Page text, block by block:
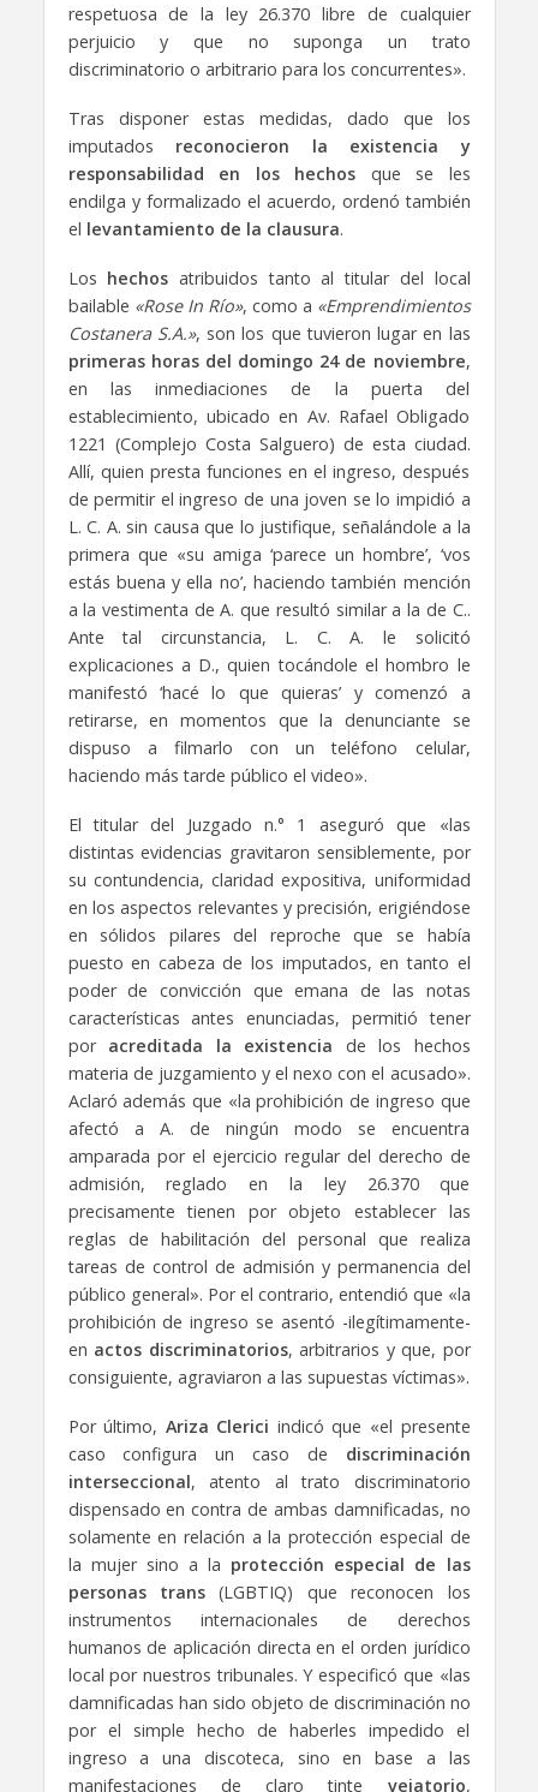
respetuosa de la ley 26.370 libre de cualquier
perjuicio y que no suponga un trato
discriminatorio o arbitrario para los concurrentes».
Tras disponer estas medidas, dado que los
imputados reconocieron la existencia y
responsabilidad en los hechos que se les
endilga y formalizado el acuerdo, ordenó también
el levantamiento de la clausura.
Los hechos atribuidos tanto al titular del local
bailable «Rose In Río», como a «Emprendimientos
Costanera S.A.», son los que tuvieron lugar en las
primeras horas del domingo 24 de noviembre,
en las inmediaciones de la puerta del
establecimiento, ubicado en Av. Rafael Obligado
1221 (Complejo Costa Salguero) de esta ciudad.
Allí, quien presta funciones en el ingreso, después
de permitir el ingreso de una joven se lo impidió a
L. C. A. sin causa que lo justifique, señalándole a la
primera que «su amiga ‘parece un hombre’, ‘vos
estás buena y ella no’, haciendo también mención
a la vestimenta de A. que resultó similar a la de C..
Ante tal circunstancia, L. C. A. le solicitó
explicaciones a D., quien tocándole el hombro le
manifestó ‘hacé lo que quieras’ y comenzó a
retirarse, en momentos que la denunciante se
dispuso a filmarlo con un teléfono celular,
haciendo más tarde público el video».
El titular del Juzgado n.° 1 aseguró que «las
distintas evidencias gravitaron sensiblemente, por
su contundencia, claridad expositiva, uniformidad
en los aspectos relevantes y precisión, erigiéndose
en sólidos pilares del reproche que se había
puesto en cabeza de los imputados, en tanto el
poder de convicción que emana de las notas
características antes enunciadas, permitió tener
por acreditada la existencia de los hechos
materia de juzgamiento y el nexo con el acusado».
Aclaró además que «la prohibición de ingreso que
afectó a A. de ningún modo se encuentra
amparada por el ejercicio regular del derecho de
admisión, reglado en la ley 26.370 que
precisamente tienen por objeto establecer las
reglas de habilitación del personal que realiza
tareas de control de admisión y permanencia del
público general». Por el contrario, entendió que «la
prohibición de ingreso se asentó -ilegítimamente-
en actos discriminatorios, arbitrarios y que, por
consiguiente, agraviaron a las supuestas víctimas».
Por último, Ariza Clerici indicó que «el presente
caso configura un caso de discriminación
interseccional, atento al trato discriminatorio
dispensado en contra de ambas damnificadas, no
solamente en relación a la protección especial de
la mujer sino a la protección especial de las
personas trans(LGBTIQ) que reconocen los
instrumentos internacionales de derechos
humanos de aplicación directa en el orden jurídico
local por nuestros tribunales. Y especificó que «las
damnificadas han sido objeto de discriminación no
por el simple hecho de haberles impedido el
ingreso a una discoteca, sino en base a las
manifestaciones de claro tinte vejatorio,